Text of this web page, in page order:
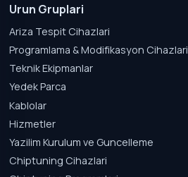
Urun Gruplari
Ariza Tespit Cihazlari
Programlama & Modifikasyon Cihazlari
Teknik Ekipmanlar
Yedek Parca
Kablolar
Hizmetler
Yazilim Kurulum ve Guncelleme
Chiptuning Cihazlari